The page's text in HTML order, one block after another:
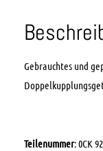
Gebrauchtes und
Teilenummer: 0CK